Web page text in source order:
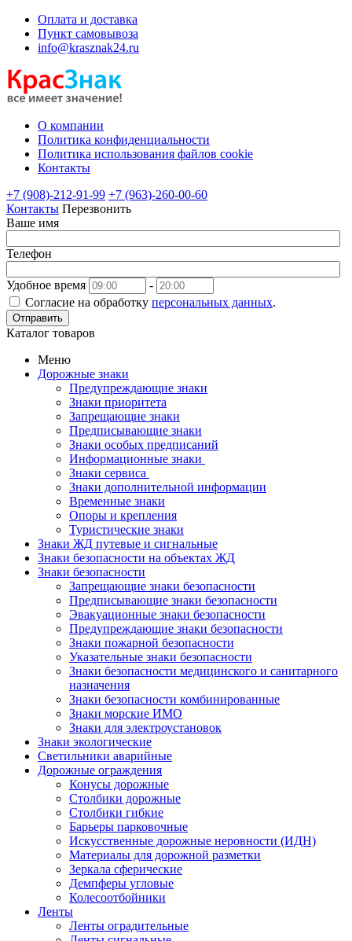
Оплата и доставка
Пункт самовывоза
info@krasznak24.ru
О компании
Политика конфиденциальности
Политика использования файлов cookie
Контакты
+7 (908)-212-91-99 +7 (963)-260-00-60
Контакты Перезвонить
Ваше имя
Телефон
Удобное время
-
Согласие на обработку персональных данных.
Отправить
Каталог товаров
Меню
Дорожные знаки
Предупреждающие знаки
Знаки приоритета
Запрещающие знаки
Предписывающие знаки
Знаки особых предписаний
Информационные знаки
Знаки сервиса
Знаки дополнительной информации
Временные знаки
Опоры и крепления
Туристические знаки
Знаки ЖД путевые и сигнальные
Знаки безопасности на объектах ЖД
Знаки безопасности
Запрещающие знаки безопасности
Предписывающие знаки безопасности
Эвакуационные знаки безопасности
Предупреждающие знаки безопасности
Знаки пожарной безопасности
Указательные знаки безопасности
Знаки безопасности медицинского и санитарного
назначения
Знаки безопасности комбинированные
Знаки морские ИМО
Знаки для электроустановок
Знаки экологические
Светильники аварийные
Дорожные ограждения
Конусы дорожные
Столбики дорожные
Столбики гибкие
Барьеры парковочные
Искусственные дорожные неровности (ИДН)
Материалы для дорожной разметки
Зеркала сферические
Демпферы угловые
Колесоотбойники
Ленты
Ленты оградительные